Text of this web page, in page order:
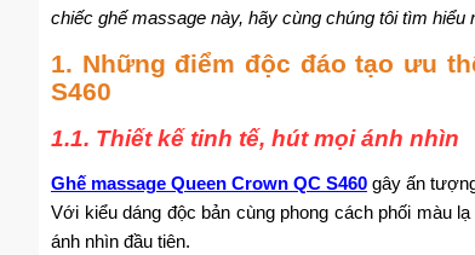
chiếc ghế massage này, hãy cùng chúng tôi tìm hiểu
1. Những điểm độc đáo tạo ưu
S460
1.1. Thiết kế tinh tế, hút mọi ánh nhìn
Ghế massage Queen Crown QC S460 gây ấn
Với kiểu dáng độc bản cùng phong cách phối màu
ánh nhìn đầu tiên.